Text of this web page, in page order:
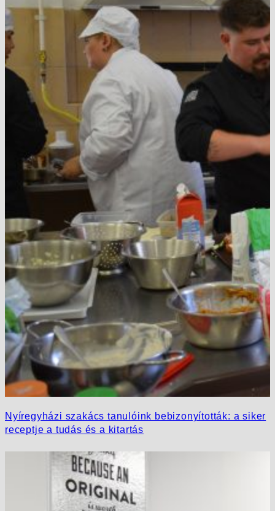
Nyíregyházi szakács tanulóink bebizonyították: a siker
receptje a tudás és a kitartás